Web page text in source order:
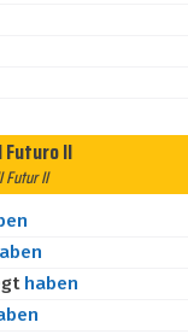
II
Futur II
haben